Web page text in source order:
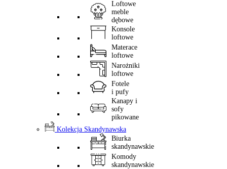
Loftowe
meble
dębowe
Konsole
loftowe
Materace
loftowe
Narożniki
loftowe
Fotele
i pufy
Kanapy i
sofy
pikowane
Kolekcja Skandynawska
Biurka
skandynawskie
Komody
skandynawskie